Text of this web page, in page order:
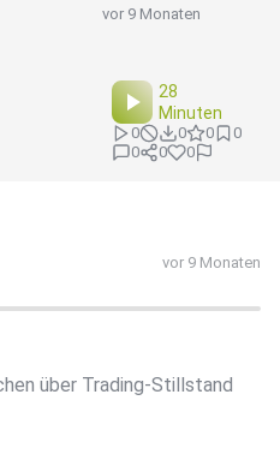
vor 9 Monaten
28
Minuten
0 0 0
0
0
0 0
vor 9 Monaten
über Trading-Stillstand